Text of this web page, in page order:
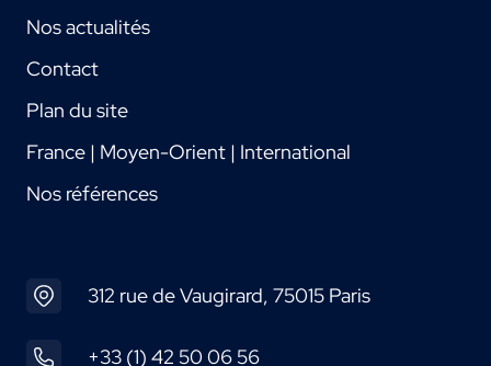
Nos actualités
Contact
Plan du site
France | Moyen-Orient | International
Nos références
312 rue de Vaugirard, 75015 Paris
+33 (1) 42 50 06 56